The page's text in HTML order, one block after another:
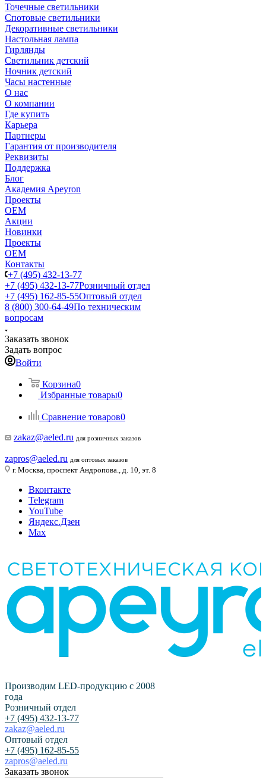
Точечные светильники
Спотовые светильники
Декоративные светильники
Настольная лампа
Гирлянды
Светильник детский
Ночник детский
Часы настенные
О нас
О компании
Где купить
Карьера
Партнеры
Гарантия от производителя
Реквизиты
Поддержка
Блог
Академия Apeyron
Проекты
ОЕМ
Акции
Новинки
Проекты
ОЕМ
Контакты
+7 (495) 432-13-77
+7 (495) 432-13-77Розничный отдел
+7 (495) 162-85-55Оптовый отдел
8 (800) 300-64-49По техническим
вопросам
Заказать звонок
Задать вопрос
Войти
Корзина0
Избранные товары0
Сравнение товаров0
zakaz@aeled.ru для розничных заказов
zapros@aeled.ru для оптовых заказов
г. Москва, проспект Андропова., д. 10, эт. 8
Вконтакте
Telegram
YouTube
Яндекс.Дзен
Max
Производим LED-продукцию с 2008
года
Розничный отдел
+7 (495) 432-13-77
zakaz@aeled.ru
Оптовый отдел
+7 (495) 162-85-55
zapros@aeled.ru
Заказать звонок